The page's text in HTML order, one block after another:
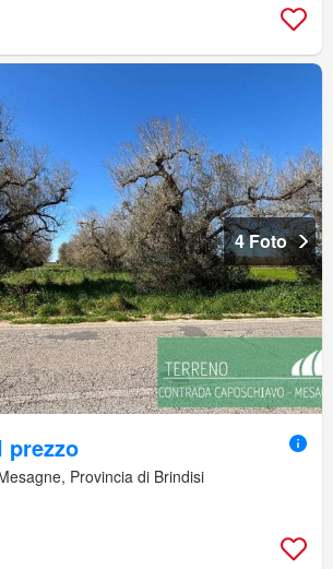
4 Foto
prezzo
Provincia di Brindisi